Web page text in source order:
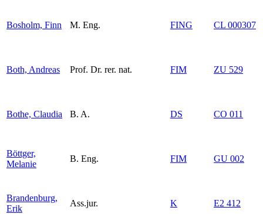
Bosholm, Finn M. Eng. FING CL 000307
Both, Andreas Prof. Dr. rer. nat. FIM ZU 529
Bothe, Claudia B. A. DS CO 011
Böttger,
Melanie
B. Eng. FIM GU 002
Brandenburg,
Erik
Ass.jur. K E2 412